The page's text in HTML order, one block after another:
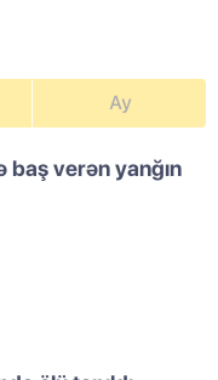
Ay
baş verən yanğın